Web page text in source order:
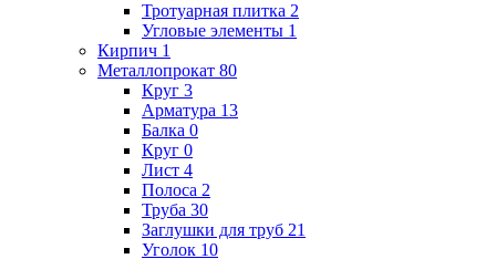
Тротуарная плитка 2
Угловые элементы 1
Кирпич 1
Металлопрокат 80
Круг 3
Арматура 13
Балка 0
Круг 0
Лист 4
Полоса 2
Труба 30
Заглушки для труб 21
Уголок 10